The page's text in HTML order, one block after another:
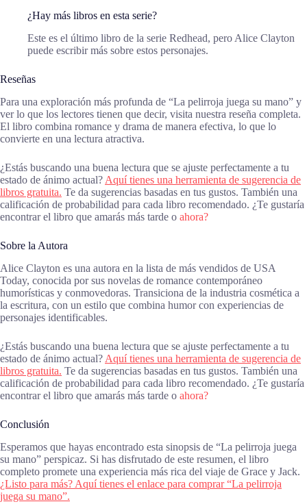
¿Hay más libros en esta serie?
Este es el último libro de la serie Redhead, pero Alice Clayton
puede escribir más sobre estos personajes.
Reseñas
Para una exploración más profunda de “La pelirroja juega su mano” y
ver lo que los lectores tienen que decir, visita nuestra reseña completa.
El libro combina romance y drama de manera efectiva, lo que lo
convierte en una lectura atractiva.
¿Estás buscando una buena lectura que se ajuste perfectamente a tu
estado de ánimo actual? Aquí tienes una herramienta de sugerencia de
libros gratuita. Te da sugerencias basadas en tus gustos. También una
calificación de probabilidad para cada libro recomendado. ¿Te gustaría
encontrar el libro que amarás más tarde o ahora?
Sobre la Autora
Alice Clayton es una autora en la lista de más vendidos de USA
Today, conocida por sus novelas de romance contemporáneo
humorísticas y conmovedoras. Transiciona de la industria cosmética a
la escritura, con un estilo que combina humor con experiencias de
personajes identificables.
¿Estás buscando una buena lectura que se ajuste perfectamente a tu
estado de ánimo actual? Aquí tienes una herramienta de sugerencia de
libros gratuita. Te da sugerencias basadas en tus gustos. También una
calificación de probabilidad para cada libro recomendado. ¿Te gustaría
encontrar el libro que amarás más tarde o ahora?
Conclusión
Esperamos que hayas encontrado esta sinopsis de “La pelirroja juega
su mano” perspicaz. Si has disfrutado de este resumen, el libro
completo promete una experiencia más rica del viaje de Grace y Jack.
¿Listo para más? Aquí tienes el enlace para comprar “La pelirroja
juega su mano”.